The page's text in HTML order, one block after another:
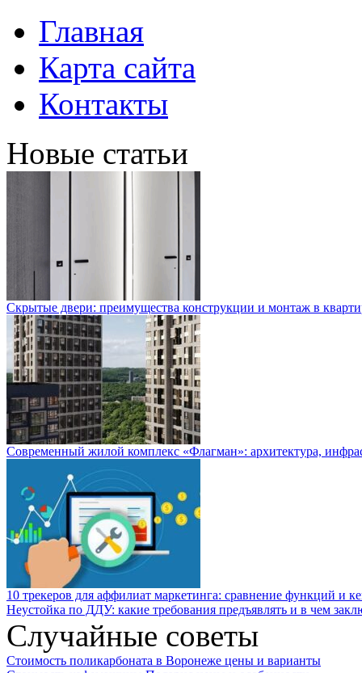
Главная
Карта сайта
Контакты
Новые статьи
Скрытые двери: преимущества конструкции и монтаж в
Современный жилой комплекс «Флагман»: архитектура,
10 трекеров для аффилиат маркетинга: сравнение функций и
Неустойка по ДДУ: какие требования предъявлять и в чем
Случайные советы
Стоимость поликарбоната в Воронеже цены и варианты